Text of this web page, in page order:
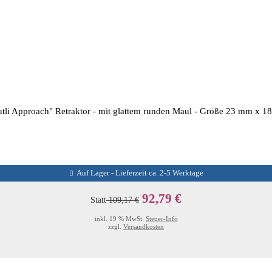
Approach" Retraktor - mit glattem runden Maul - Größe 23 mm x
Auf Lager - Lieferzeit ca. 2-5 Werktage
Statt109,17 € 92,79 €
inkl. 19 % MwSt. Steuer-Info
zzgl. Versandkosten